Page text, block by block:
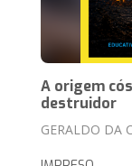
A origem
destruidor
GERALDO DA